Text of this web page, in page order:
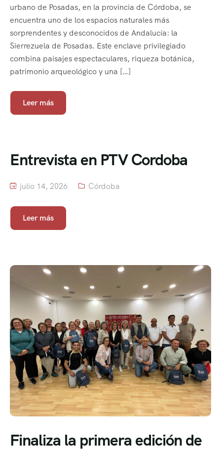
urbano de Posadas, en la provincia de Córdoba, se
encuentra uno de los espacios naturales más
sorprendentes y desconocidos de Andalucía: la
Sierrezuela de Posadas. Este enclave privilegiado
combina paisajes espectaculares, riqueza botánica,
patrimonio arqueológico y una […]
Leer más
Entrevista en PTV Cordoba
julio 14, 2026 Córdoba
Leer más
Finaliza la primera edición de